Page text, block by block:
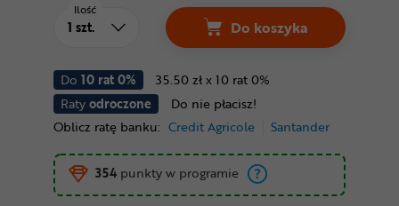
Do 10 rat 0%
35.50 zł x 10 rat 0%
Ratyodroczone
Do nie płacisz!
Oblicz ratę banku: Credit Agricole Santander
Ilość
Do koszyka
354 punkty w programie